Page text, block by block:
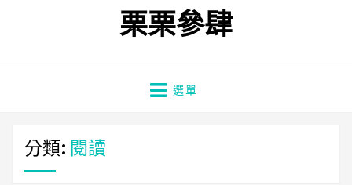
栗栗參肆
選單
分類: 閱讀